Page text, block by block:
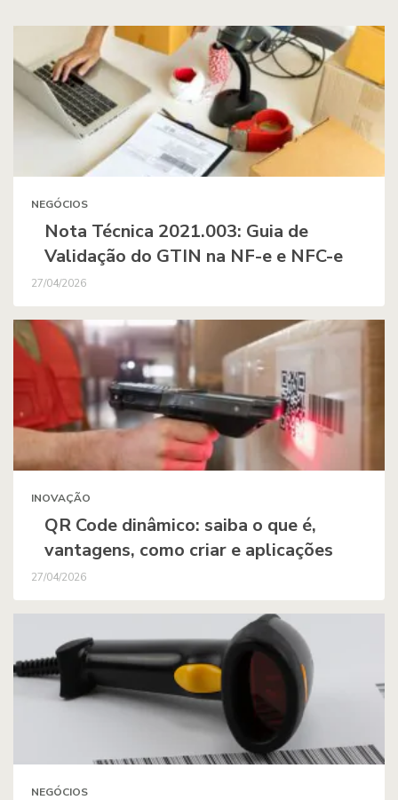
NEGÓCIOS
Nota Técnica 2021.003: Guia de
Validação do GTIN na NF-e e NFC-e
27/04/2026
INOVAÇÃO
QR Code dinâmico: saiba o que é,
vantagens, como criar e aplicações
27/04/2026
NEGÓCIOS